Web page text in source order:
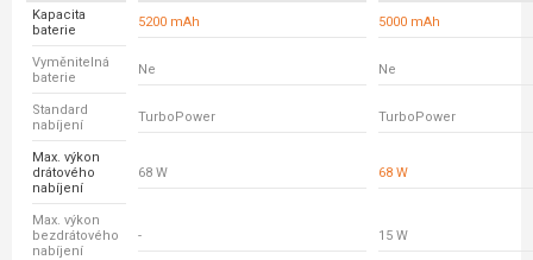
Kapacita
baterie
5200 mAh 5000 mAh
Vyměnitelná
baterie
Ne Ne
Standard
nabíjení
TurboPower TurboPower
Max. výkon
drátového
nabíjení
68 W 68 W
Max. výkon
bezdrátového
nabíjení
- 15 W